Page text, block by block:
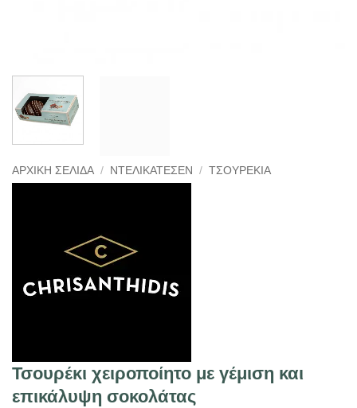
ΑΡΧΙΚΉ ΣΕΛΊΔΑ / ΝΤΕΛΙΚΑΤΈΣΕΝ / ΤΣΟΥΡΈΚΙΑ
Τσουρέκι χειροποίητο με γέμιση και
επικάλυψη σοκολάτας